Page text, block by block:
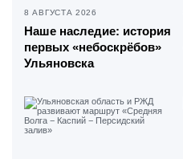
8 АВГУСТА 2026
Наше наследие: история
первых «небоскрёбов»
Ульяновска